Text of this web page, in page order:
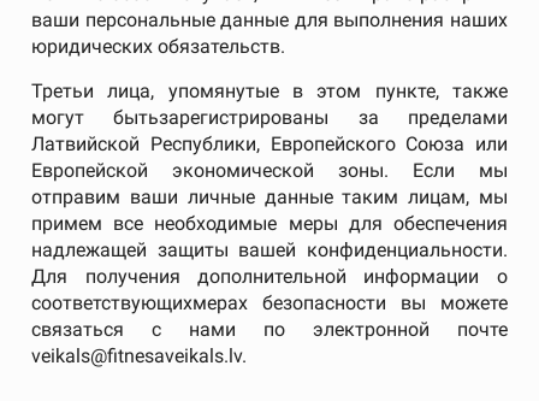
ваши персональные данные для выполнения наших
юридических обязательств.
Третьи лица, упомянутые в этом пункте, также
могут бытьзарегистрированы за пределами
Латвийской Республики, Европейского Союза или
Европейской экономической зоны. Если мы
отправим ваши личные данные таким лицам, мы
примем все необходимые меры для обеспечения
надлежащей защиты вашей конфиденциальности.
Для получения дополнительной информации о
соответствующихмерах безопасности вы можете
связаться с нами по электронной почте
veikals@fitnesaveikals.lv.